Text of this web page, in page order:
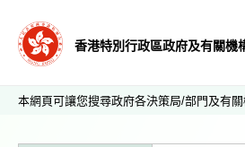
香港特別行政區政府及有關機
本網頁可讓您搜尋政府各決策局/部門及有